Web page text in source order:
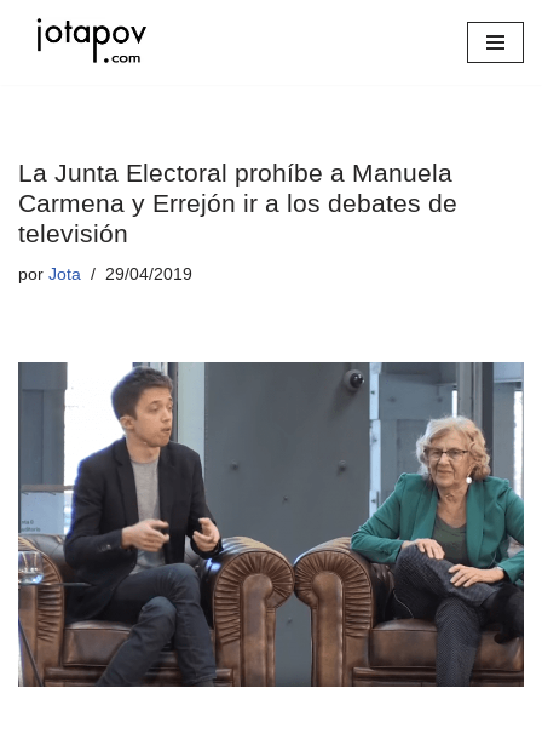
La Junta Electoral prohíbe a Manuela
Carmena y Errejón ir a los debates de
televisión
por Jota 29/04/2019